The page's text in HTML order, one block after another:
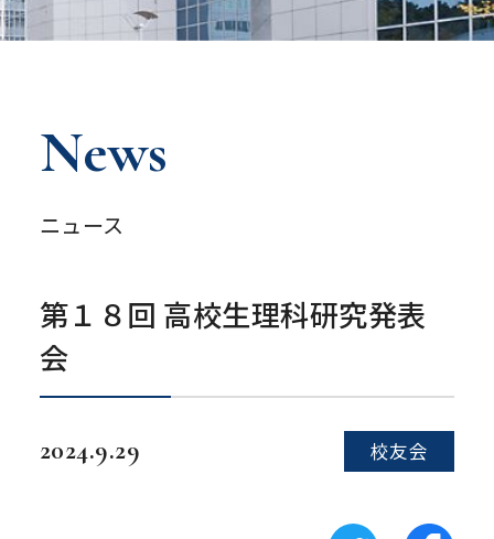
News
ニュース
第１８回 高校生理科研究発表
会
2024.9.29 校友会